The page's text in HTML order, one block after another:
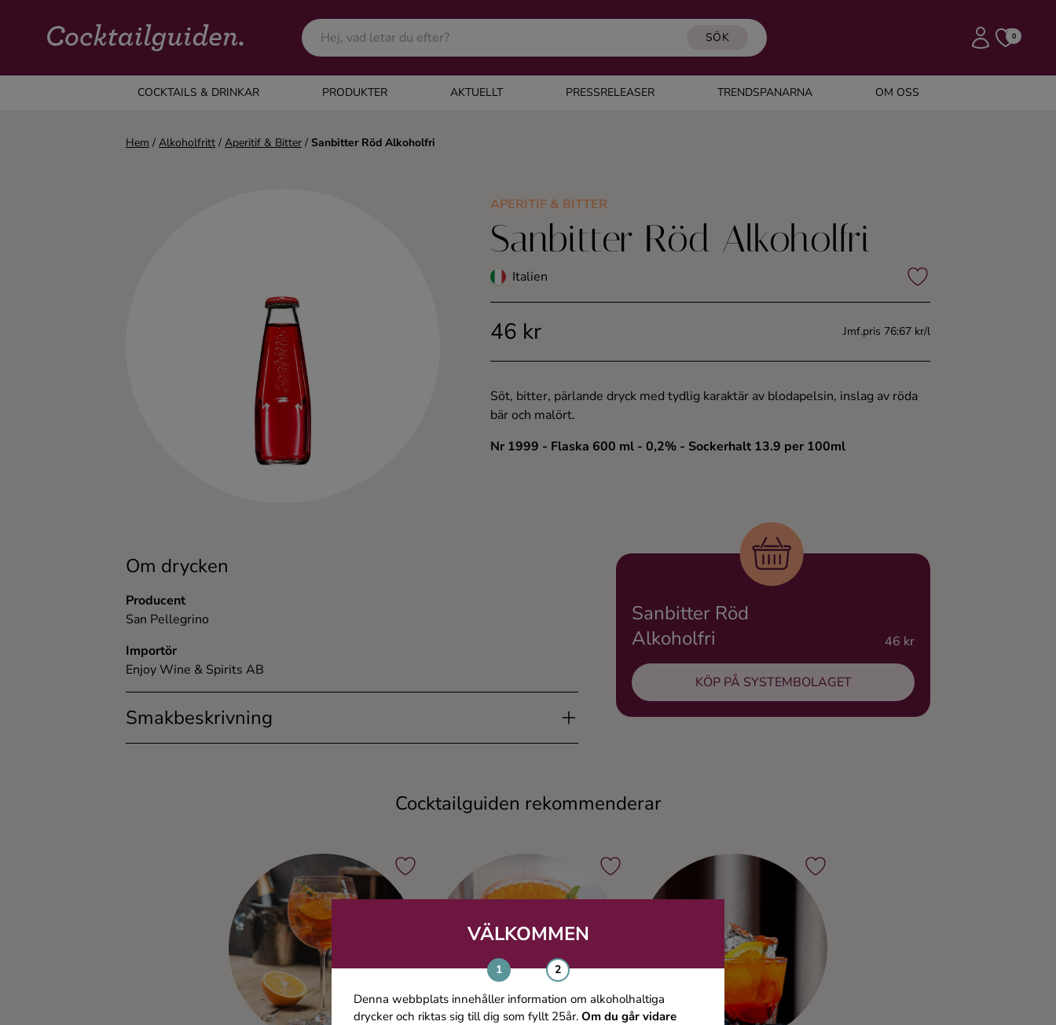
SÖK 0
COCKTAILS & DRINKAR PRODUKTER AKTUELLT PRESSRELEASER TRENDSPANARNA OM OSS
COCKTAILS & DRINKAR
Alla cocktails & drinkar
VÄLKOMMEN
Denna webbplats innehåller information om alkoholhaltiga
drycker och riktas sig till dig som fyllt 25år. Om du går vidare
Hem / Alkoholfritt / Aperitif & Bitter / Sanbitter Röd Alkoholfri
APERITIF & BITTER
Sanbitter Röd Alkoholfri
Italien
46 kr Jmf.pris 76:67 kr/l
Söt, bitter, pärlande dryck med tydlig karaktär av blodapelsin, inslag av röda
bär och malört.
Nr 1999 - Flaska 600 ml - 0,2% - Sockerhalt 13.9 per 100ml
Om drycken
Producent
San Pellegrino
Importör
Enjoy Wine & Spirits AB
Smakbeskrivning
Sanbitter Röd
Alkoholfri
46 kr
KÖP PÅ SYSTEMBOLAGET
Cocktailguiden rekommenderar